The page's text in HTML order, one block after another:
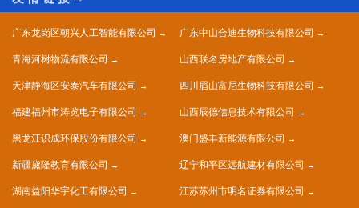
广东龙岗区朝兴人工智能有限公司 广东中山合迪生物科技有限公司
青海河树物流有限公司 山西联名房地产有限公司
天津静海区安泰汽车有限公司 四川眉山富尼生物科技有限公司
福建福州市涛览电子有限公司 山西辰德信息技术有限公司
黑龙江识成环保股份有限公司 澳门盛丰新能源有限公司
新疆黛隆教育有限公司 辽宁和平区远航建材有限公司
湖南益阳华宇化工有限公司 江苏苏州市明名证券有限公司